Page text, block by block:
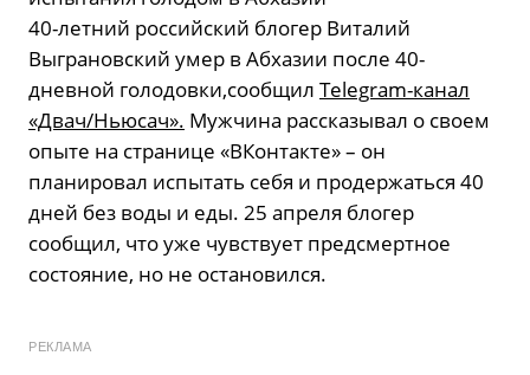
40-летний российский блогер Виталий
Выграновский умер в Абхазии после 40-
дневной голодовки,сообщил Telegram-канал
«Двач/Ньюсач». Мужчина рассказывал о своем
опыте на странице «ВКонтакте» – он
планировал испытать себя и продержаться 40
дней без воды и еды. 25 апреля блогер
сообщил, что уже чувствует предсмертное
состояние, но не остановился.
РЕКЛАМА